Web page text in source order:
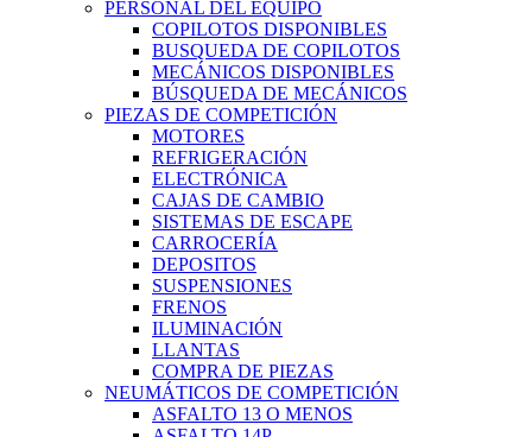
PERSONAL DEL EQUIPO
COPILOTOS DISPONIBLES
BUSQUEDA DE COPILOTOS
MECÁNICOS DISPONIBLES
BÚSQUEDA DE MECÁNICOS
PIEZAS DE COMPETICIÓN
MOTORES
REFRIGERACIÓN
ELECTRÓNICA
CAJAS DE CAMBIO
SISTEMAS DE ESCAPE
CARROCERÍA
DEPOSITOS
SUSPENSIONES
FRENOS
ILUMINACIÓN
LLANTAS
COMPRA DE PIEZAS
NEUMÁTICOS DE COMPETICIÓN
ASFALTO 13 O MENOS